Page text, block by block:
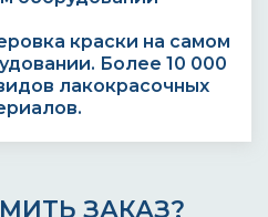
краски на самом
Более 10 000
лакокрасочных
ЗАКАЗ?